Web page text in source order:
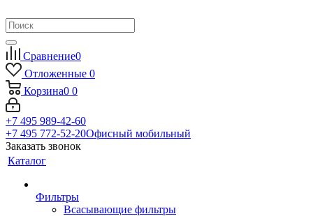
Сравнение0
Отложенные 0
Корзина0 0
+7 495 989-42-60
+7 495 772-52-20Офисный мобильный
Заказать звонок
Каталог
Фильтры
Всасывающие фильтры